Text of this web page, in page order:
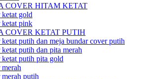
COVER HITAM KETAT
gold
ketat pink
COVER KETAT PUTIH
putih dan meja bundar cover putih
putih dan pita merah
putih pita gold
putih